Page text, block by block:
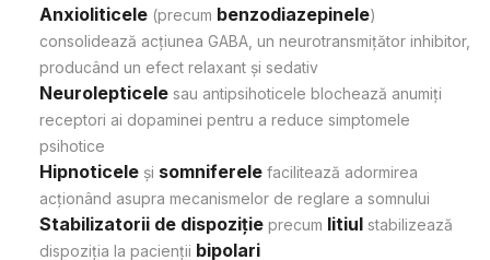
Anxioliticele (precum benzodiazepinele)
consolidează acțiunea GABA, un neurotransmițător inhibitor,
producând un efect relaxant și sedativ
Neurolepticele sau antipsihoticele blochează anumiți
receptori ai dopaminei pentru a reduce simptomele
psihotice
Hipnoticele și somniferele facilitează adormirea
acționând asupra mecanismelor de reglare a somnului
Stabilizatorii de dispoziție precum litiul stabilizează
dispoziția la pacienții bipolari